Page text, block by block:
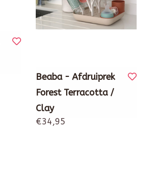
Beaba - Afdruiprek
Forest Terracotta /
Clay
€34,95